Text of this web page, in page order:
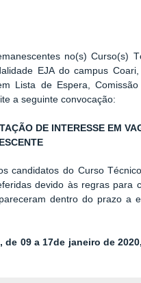
no(s) Curso(s)
EJA do campus
Lista de Espera,
a seguinte convocação:
DE INTERESSE EM
candidatos do Curso
devido às regras para
dentro do prazo a
, de 09 a 17de janeiro de